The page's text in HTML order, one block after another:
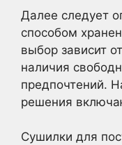
Далее следует
способом
выбор зависит
наличия
предпочтений.
решения
Сушилки для